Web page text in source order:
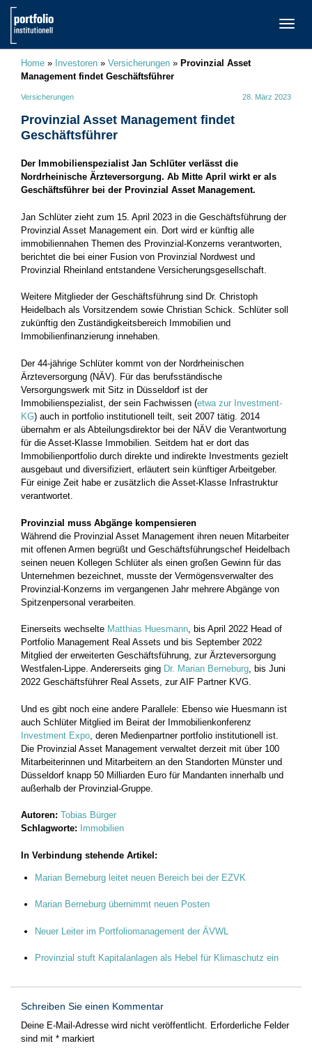
Home » Investoren » Versicherungen » Provinzial Asset
Management findet Geschäftsführer
Versicherungen 28. März 2023
Provinzial Asset Management findet
Geschäftsführer
Der Immobilienspezialist Jan Schlüter verlässt die
Nordrheinische Ärzteversorgung. Ab Mitte April wirkt er als
Geschäftsführer bei der Provinzial Asset Management.
Jan Schlüter zieht zum 15. April 2023 in die Geschäftsführung der
Provinzial Asset Management ein. Dort wird er künftig alle
immobiliennahen Themen des Provinzial-Konzerns verantworten,
berichtet die bei einer Fusion von Provinzial Nordwest und
Provinzial Rheinland entstandene Versicherungsgesellschaft.
Weitere Mitglieder der Geschäftsführung sind Dr. Christoph
Heidelbach als Vorsitzendem sowie Christian Schick. Schlüter soll
zukünftig den Zuständigkeitsbereich Immobilien und
Immobilienfinanzierung innehaben.
Der 44-jährige Schlüter kommt von der Nordrheinischen
Ärzteversorgung (NÄV). Für das berufsständische
Versorgungswerk mit Sitz in Düsseldorf ist der
Immobilienspezialist, der sein Fachwissen (etwa zur Investment-
KG) auch in portfolio institutionell teilt, seit 2007 tätig. 2014
übernahm er als Abteilungsdirektor bei der NÄV die Verantwortung
für die Asset-Klasse Immobilien. Seitdem hat er dort das
Immobilienportfolio durch direkte und indirekte Investments gezielt
ausgebaut und diversifiziert, erläutert sein künftiger Arbeitgeber.
Für einige Zeit habe er zusätzlich die Asset-Klasse Infrastruktur
verantwortet.
Provinzial muss Abgänge kompensieren
Während die Provinzial Asset Management ihren neuen Mitarbeiter
mit offenen Armen begrüßt und Geschäftsführungschef Heidelbach
seinen neuen Kollegen Schlüter als einen großen Gewinn für das
Unternehmen bezeichnet, musste der Vermögensverwalter des
Provinzial-Konzerns im vergangenen Jahr mehrere Abgänge von
Spitzenpersonal verarbeiten.
Einerseits wechselte Matthias Huesmann, bis April 2022 Head of
Portfolio Management Real Assets und bis September 2022
Mitglied der erweiterten Geschäftsführung, zur Ärzteversorgung
Westfalen-Lippe. Andererseits ging Dr. Marian Berneburg, bis Juni
2022 Geschäftsführer Real Assets, zur AIF Partner KVG.
Und es gibt noch eine andere Parallele: Ebenso wie Huesmann ist
auch Schlüter Mitglied im Beirat der Immobilienkonferenz
Investment Expo , deren Medienpartner portfolio institutionell ist.
Die Provinzial Asset Management verwaltet derzeit mit über 100
Mitarbeiterinnen und Mitarbeitern an den Standorten Münster und
Düsseldorf knapp 50 Milliarden Euro für Mandanten innerhalb und
außerhalb der Provinzial-Gruppe.
Autoren: Tobias Bürger
Schlagworte:
Immobilien
In Verbindung stehende Artikel:
Marian Berneburg leitet neuen Bereich bei der EZVK
Marian Berneburg übernimmt neuen Posten
Neuer Leiter im Portfoliomanagement der ÄVWL
Provinzial stuft Kapitalanlagen als Hebel für Klimaschutz ein
Schreiben Sie einen Kommentar
Deine E-Mail-Adresse wird nicht veröffentlicht. Erforderliche Felder
sind mit * markiert